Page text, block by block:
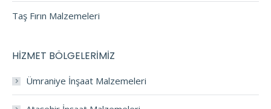
Taş Fırın Malzemeleri
HİZMET BÖLGELERİMİZ
Ümraniye İnşaat Malzemeleri